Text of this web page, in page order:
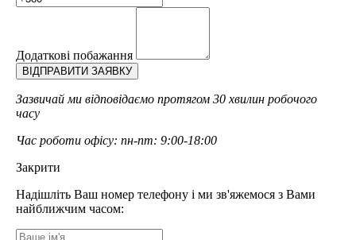
Додаткові побажання
Зазвичай ми відповідаємо протягом 30 хвилин робочого
часу
Час роботи офісу: пн-пт: 9:00-18:00
Закрити
Надішліть Ваш номер телефону і ми зв'яжемося з Вами
найближчим часом: